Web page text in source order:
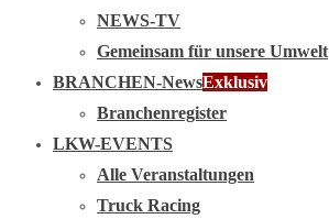
NEWS-TV
Gemeinsam für unsere Umwelt
BRANCHEN-NewsExklusiv
Branchenregister
LKW-EVENTS
Alle Veranstaltungen
Truck Racing